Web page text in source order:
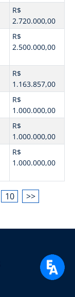
R$
2.720.000,00
R$
2.500.000,00
R$
1.163.857,00
R$
1.000.000,00
R$
1.000.000,00
R$
1.000.000,00
10 >>